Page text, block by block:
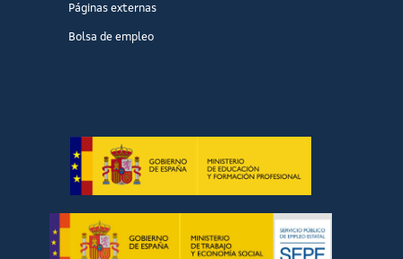
Páginas externas
Bolsa de empleo